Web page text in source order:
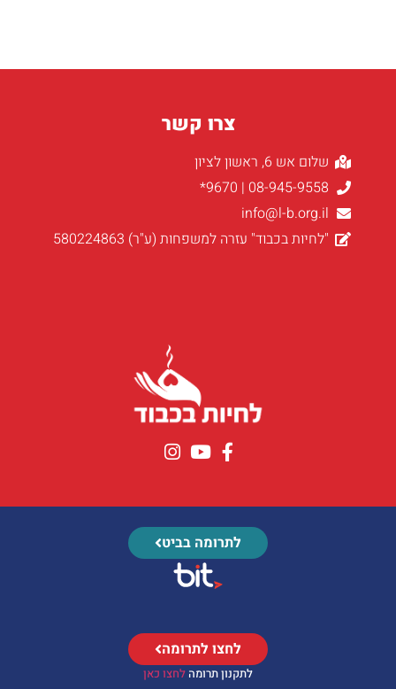
לתרומה בביט
לחצו לתרומה
לתקנון תרומה לחצו כאן
צרו קשר
שלום אש 6, ראשון לציון
08-945-9558 | 9670*
info@l-b.org.il
"לחיות בכבוד" עזרה למשפחות (ע"ר) 580224863